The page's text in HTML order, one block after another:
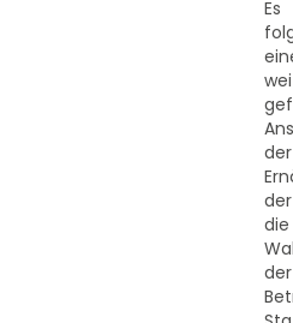
Es
der
der
die
der